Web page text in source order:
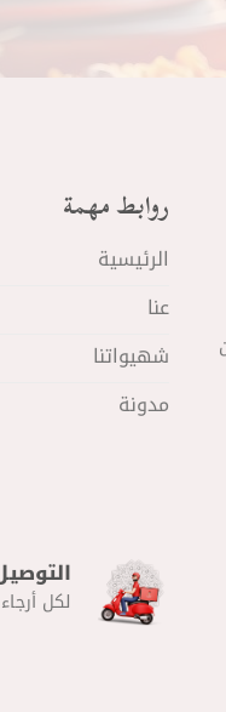
روابط مهمة
الرئيسية
عنا
شهيواتنا
مدونة
لكل